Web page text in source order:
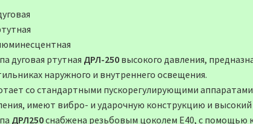
дуговая ртутная ДРЛ-250высокого давления,
наружного и внутреннего освещения.
со стандартными пускорегулирующими
имеют вибро- и ударочную конструкцию и
ДРЛ250снабжена резьбовым цоколем Е40, с помощью